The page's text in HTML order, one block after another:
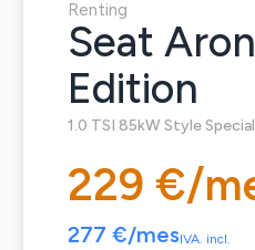
Renting
Seat
Edition
1.0 TSI 85kW Style
229 €/
277 €/mesIVA. incl.